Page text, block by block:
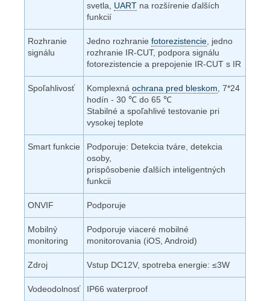
svetla, UART na rozšírenie ďalších
funkcií
Rozhranie
signálu
Jedno rozhranie fotorezistencie, jedno
rozhranie IR-CUT, podpora signálu
fotorezistencie a prepojenie IR-CUT s IR
Spoľahlivosť Komplexná ochrana pred bleskom, 7*24
hodín - 30 ℃ do 65 ℃
Stabilné a spoľahlivé testovanie pri
vysokej teplote
Smart funkcie
Podporuje: Detekcia tváre, detekcia
osoby,
prispôsobenie ďalších inteligentných
funkcii
ONVIF Podporuje
Mobilný
monitoring
Podporuje viaceré mobilné
monitorovania (iOS, Android)
Zdroj Vstup DC12V, spotreba energie: ≤3W
Vodeodolnosť IP66 waterproof